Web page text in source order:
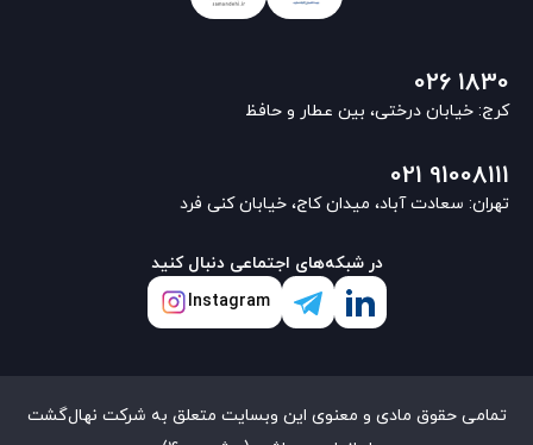
026 1830
کرج: خیابان درختی، بین عطار و حافظ
021 91008111
تهران: سعادت آباد، میدان کاج، خیابان کنی فرد
در شبکه‌های اجتماعی دنبال کنید
Instagram
تمامی حقوق مادی و معنوی این وبسایت متعلق به شرکت نهال‌گشت